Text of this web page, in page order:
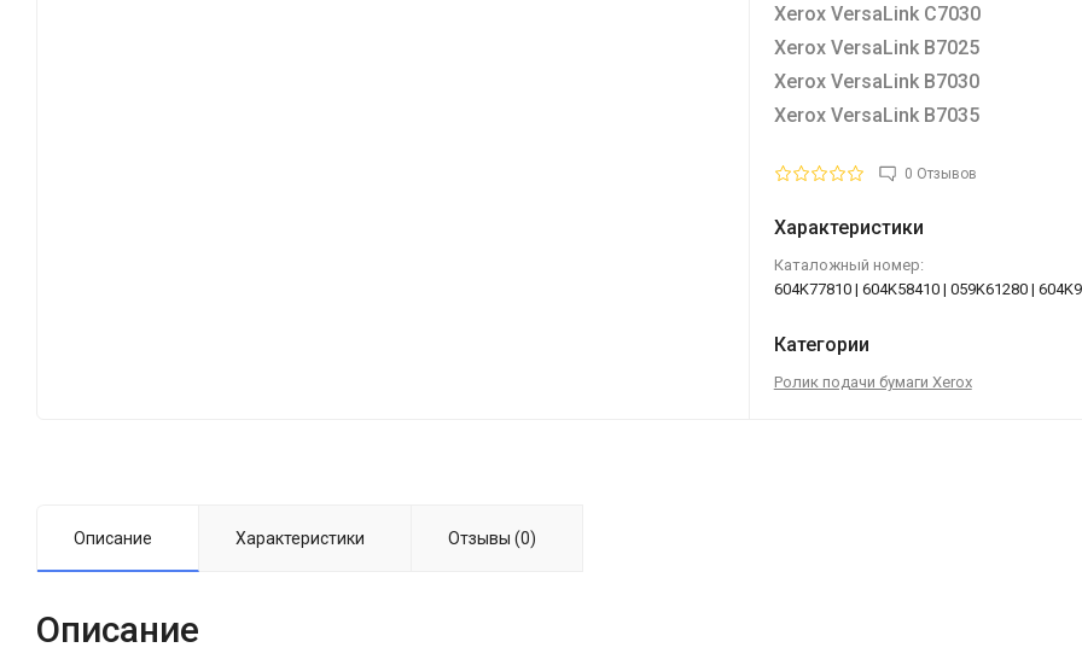
Xerox VersaLink C7030
Xerox VersaLink B7025
Xerox VersaLink B7030
Xerox VersaLink B7035
0 Отзывов
Характеристики
Каталожный номер:
604K77810 | 604K58410 | 059K61280 |
Категории
Ролик подачи бумаги Xerox
Описание Характеристики Отзывы (0)
Описание